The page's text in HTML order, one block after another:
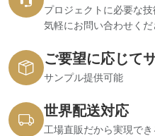
プロジェクトに必要な
気軽にお問い合わせくだ
ご要望に応じて
サンプル提供可能
世界配送対応
工場直販だから実現で